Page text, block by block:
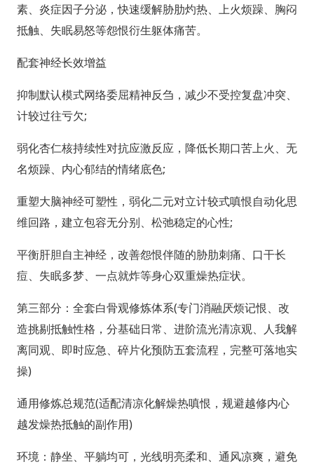
素、炎症因子分泌，快速缓解胁肋灼热、上火烦躁、胸闷
抵触、失眠易怒等怨恨衍生躯体痛苦。
配套神经长效增益
抑制默认模式网络委屈精神反刍，减少不受控复盘冲突、
计较过往亏欠;
弱化杏仁核持续性对抗应激反应，降低长期口苦上火、无
名烦躁、内心郁结的情绪底色;
重塑大脑神经可塑性，弱化二元对立计较式嗔恨自动化思
维回路，建立包容无分别、松弛稳定的心性;
平衡肝胆自主神经，改善怨恨伴随的胁肋刺痛、口干长
痘、失眠多梦、一点就炸等身心双重燥热症状。
第三部分：全套白骨观修炼体系(专门消融厌烦记恨、改
造挑剔抵触性格，分基础日常、进阶流光清凉观、人我解
离同观、即时应急、碎片化预防五套流程，完整可落地实
操)
通用修炼总规范(适配清凉化解燥热嗔恨，规避越修内心
越发燥热抵触的副作用)
环境：静坐、平躺均可，光线明亮柔和、通风凉爽，避免